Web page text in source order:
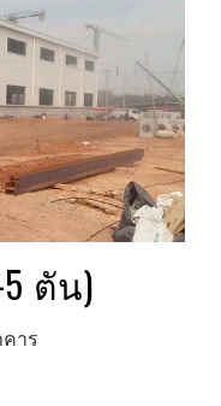
ตัน)
าร